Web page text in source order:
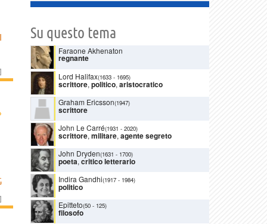
]
]
Su questo tema
Faraone Akhenaton
regnante
Lord Halifax(1633 - 1695)
scrittore, politico, aristocratico
Graham Ericsson(1947)
scrittore
John Le Carré(1931 - 2020)
scrittore, militare, agente segreto
John Dryden(1631 - 1700)
poeta, critico letterario
Indira Gandhi(1917 - 1984)
politico
Epitteto(50 - 125)
filosofo